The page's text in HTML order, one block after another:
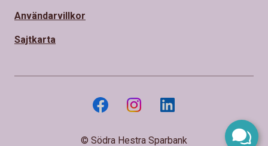
Användarvillkor
Sajtkarta
© Södra Hestra Sparbank